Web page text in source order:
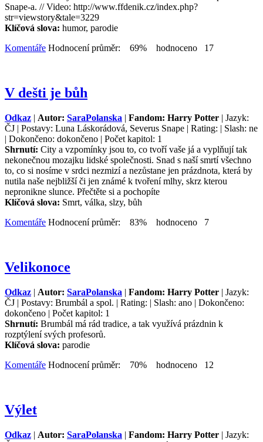
Snape-a. // Video: http://www.ffdenik.cz/index.php?
str=viewstory&tale=3229
Klíčová slova: humor, parodie
Komentáře Hodnocení průměr: 69% hodnoceno 17
V dešti je bůh
Odkaz | Autor: SaraPolanska | Fandom: Harry Potter | Jazyk:
ČJ | Postavy: Luna Láskorádová, Severus Snape | Rating: | Slash: ne
| Dokončeno: dokončeno | Počet kapitol: 1
Shrnutí: City a vzpomínky jsou to, co tvoří vaše já a vyplňují tak
nekonečnou mozajku lidské společnosti. Snad s naší smrtí všechno
to, co si nosíme v srdci nezmizí a nezůstane jen prázdnota, která by
nutila naše nejbližší či jen známé k tvoření mlhy, skrz kterou
nepronikne slunce. Přečtěte si a pochopíte
Klíčová slova: Smrt, válka, slzy, bůh
Komentáře Hodnocení průměr: 83% hodnoceno 7
Velikonoce
Odkaz | Autor: SaraPolanska | Fandom: Harry Potter | Jazyk:
ČJ | Postavy: Brumbál a spol. | Rating: | Slash: ano | Dokončeno:
dokončeno | Počet kapitol: 1
Shrnutí: Brumbál má rád tradice, a tak využívá prázdnin k
rozptýlení svých profesorů.
Klíčová slova: parodie
Komentáře Hodnocení průměr: 70% hodnoceno 12
Výlet
Odkaz | Autor: SaraPolanska | Fandom: Harry Potter | Jazyk: